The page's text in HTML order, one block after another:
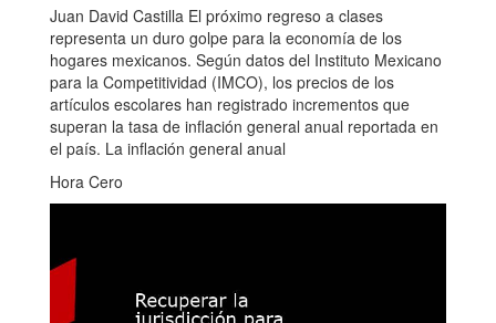
Juan David Castilla El próximo regreso a clases
representa un duro golpe para la economía de los
hogares mexicanos. Según datos del Instituto Mexicano
para la Competitividad (IMCO), los precios de los
artículos escolares han registrado incrementos que
superan la tasa de inflación general anual reportada en
el país. La inflación general anual
Hora Cero